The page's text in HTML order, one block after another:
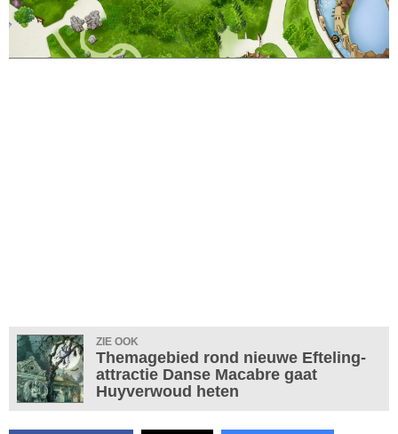
ZIE OOK
Themagebied rond nieuwe Efteling-
attractie Danse Macabre gaat
Huyverwoud heten